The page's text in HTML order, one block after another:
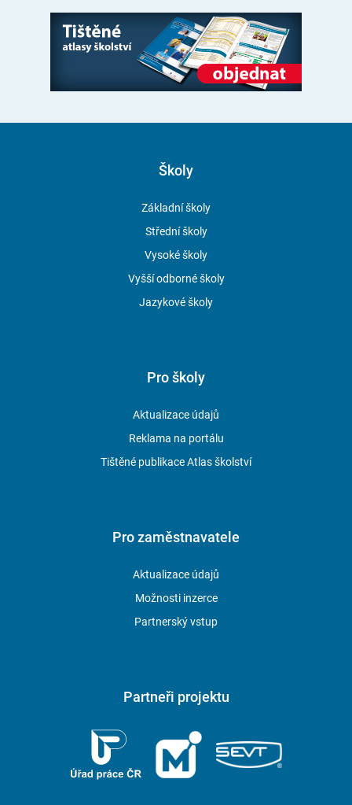
Školy
Základní školy
Střední školy
Vysoké školy
Vyšší odborné školy
Jazykové školy
Pro školy
Aktualizace údajů
Reklama na portálu
Tištěné publikace Atlas školství
Pro zaměstnavatele
Aktualizace údajů
Možnosti inzerce
Partnerský vstup
Partneři projektu